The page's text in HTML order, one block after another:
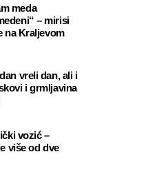
meda
– mirisi
na Kraljevom
vreli dan, ali i
i grmljavina
vozić –
više od dve